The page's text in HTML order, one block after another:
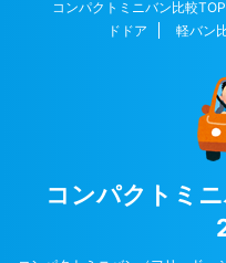
コンパクトミニバン比較TOP
ドドア
軽バン
コンパクトミ